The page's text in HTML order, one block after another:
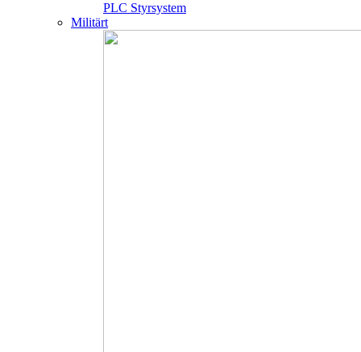
PLC Styrsystem
Militärt